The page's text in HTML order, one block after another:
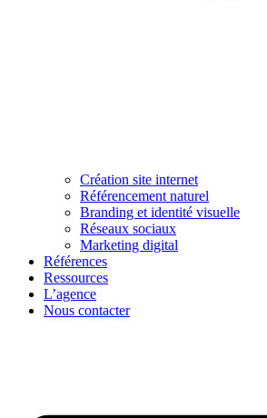
Création site internet
Référencement naturel
Branding et identité visuelle
Réseaux sociaux
Marketing digital
Références
Ressources
L’agence
Nous contacter